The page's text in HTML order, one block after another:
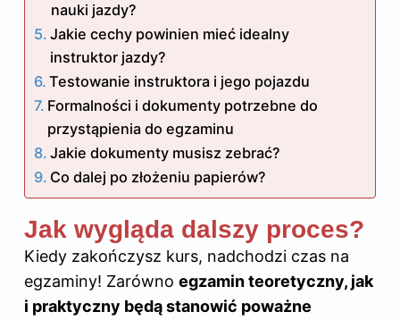
nauki jazdy?
Jakie cechy powinien mieć idealny
instruktor jazdy?
Testowanie instruktora i jego pojazdu
Formalności i dokumenty potrzebne do
przystąpienia do egzaminu
Jakie dokumenty musisz zebrać?
Co dalej po złożeniu papierów?
Jak wygląda dalszy proces?
Kiedy zakończysz kurs, nadchodzi czas na
egzaminy! Zarówno egzamin teoretyczny, jak
i praktyczny będą stanowić poważne